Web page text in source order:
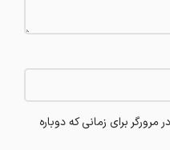
برای زمانی که دوباره